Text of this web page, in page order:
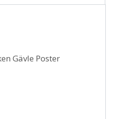
Gävle Poster